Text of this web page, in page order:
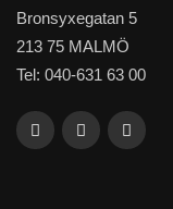
Bronsyxegatan 5
213 75 MALMÖ
Tel: 040-631 63 00